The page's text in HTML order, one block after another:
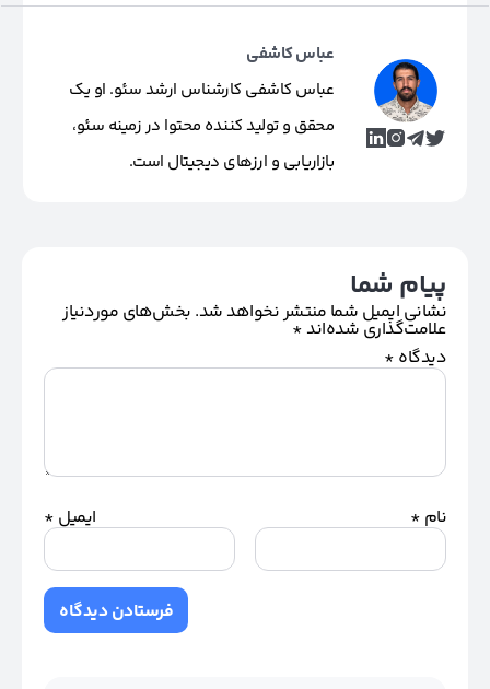
عباس کاشفی
عباس کاشفی کارشناس ارشد سئو. او یک
محقق و تولید کننده محتوا در زمینه سئو،
بازاریابی و ارزهای دیجیتال است.
پیام شما
نشانی ایمیل شما منتشر نخواهد شد. بخش‌های موردنیاز
علامت‌گذاری شده‌اند*
دیدگاه *
نام * ایمیل *